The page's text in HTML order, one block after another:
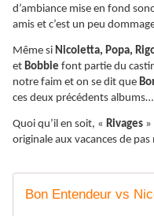
d’ambiance mise en fond
amis et c’est un peu
Même si Nicoletta, Popa,
et Bobbie font partie du
notre faim et on se dit que
ces deux précédents albums…
Quoi qu’il en soit, « Rivages »
originale aux vacances de